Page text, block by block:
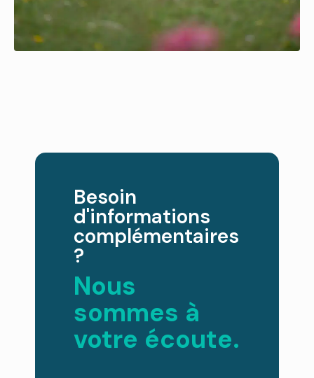
Besoin
d'informations
complémentaires
?
Nous
sommes à
votre écoute.